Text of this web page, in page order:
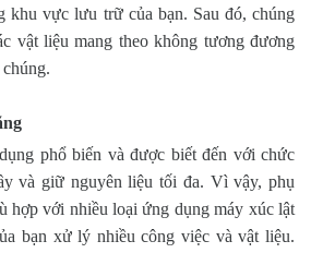
khu vực lưu trữ của bạn. Sau đó, chúng
vật liệu mang theo không tương đương
phổ biến và được biết đến với chức
và giữ nguyên liệu tối đa. Vì vậy, phụ
hợp với nhiều loại ứng dụng máy xúc lật
bạn xử lý nhiều công việc và vật liệu.